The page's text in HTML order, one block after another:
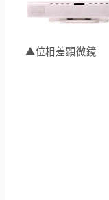
▲位相差顕微鏡